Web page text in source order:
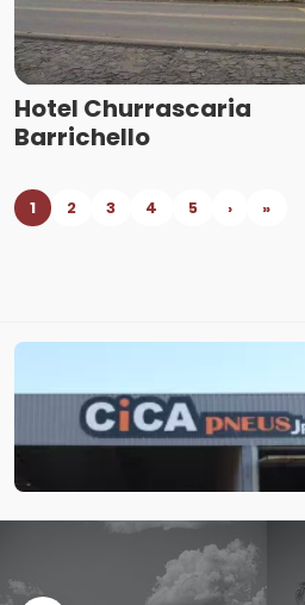
Hotel Churrascaria
Barrichello
1 2 3 4 5 › »